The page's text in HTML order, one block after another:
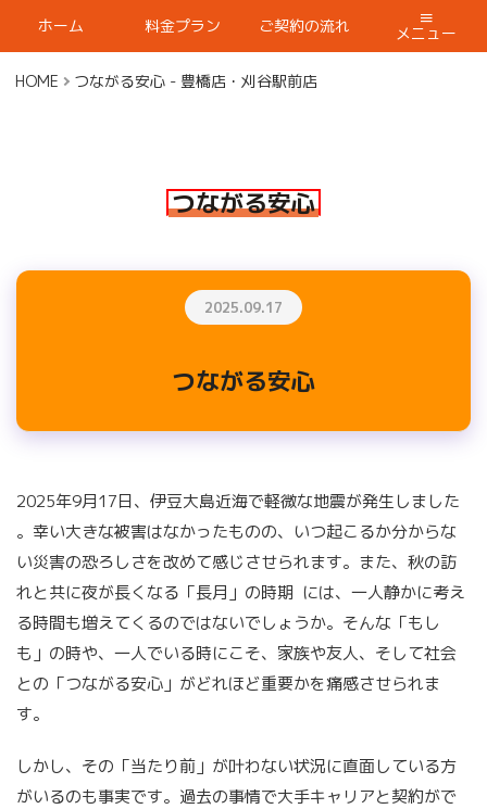
ホーム 料金プラン ご契約の流れ メニュー
HOME つながる安心 - 豊橋店・刈谷駅前店
つながる安心
2025.09.17
つながる安心
2025年9月17日、伊豆大島近海で軽微な地震が発生しました
。幸い大きな被害はなかったものの、いつ起こるか分からな
い災害の恐ろしさを改めて感じさせられます。また、秋の訪
れと共に夜が長くなる「長月」の時期 には、一人静かに考え
る時間も増えてくるのではないでしょうか。そんな「もし
も」の時や、一人でいる時にこそ、家族や友人、そして社会
との「つながる安心」がどれほど重要かを痛感させられま
す。
しかし、その「当たり前」が叶わない状況に直面している方
がいるのも事実です。過去の事情で大手キャリアと契約がで